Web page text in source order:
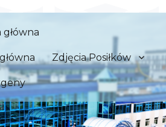
Kliniczny
główna
Zdjęcia Posiłków